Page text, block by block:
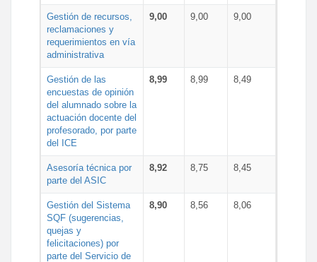
Gestión de recursos,
reclamaciones y
requerimientos en vía
administrativa
9,00 9,00 9,00
Gestión de las
encuestas de opinión
del alumnado sobre la
actuación docente del
profesorado, por parte
del ICE
8,99 8,99 8,49
Asesoría técnica por
parte del ASIC
8,92 8,75 8,45
Gestión del Sistema
SQF (sugerencias,
quejas y
felicitaciones) por
parte del Servicio de
8,90 8,56 8,06